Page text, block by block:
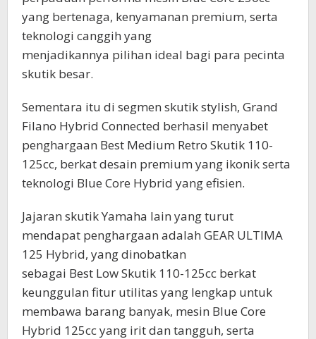
yang bertenaga, kenyamanan premium, serta
teknologi canggih yang
menjadikannya pilihan ideal bagi para pecinta
skutik besar.
Sementara itu di segmen skutik stylish, Grand
Filano Hybrid Connected berhasil menyabet
penghargaan Best Medium Retro Skutik 110-
125cc, berkat desain premium yang ikonik serta
teknologi Blue Core Hybrid yang efisien.
Jajaran skutik Yamaha lain yang turut
mendapat penghargaan adalah GEAR ULTIMA
125 Hybrid, yang dinobatkan
sebagai Best Low Skutik 110-125cc berkat
keunggulan fitur utilitas yang lengkap untuk
membawa barang banyak, mesin Blue Core
Hybrid 125cc yang irit dan tangguh, serta